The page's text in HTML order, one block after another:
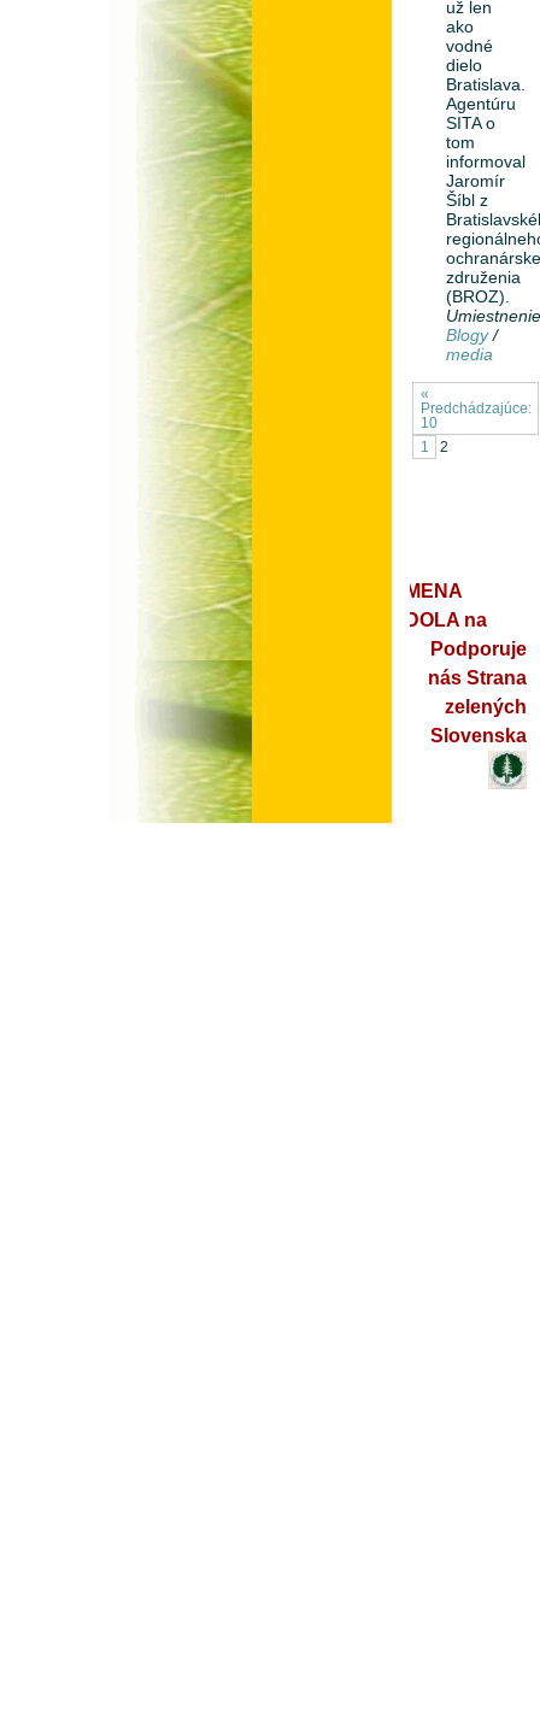
už len
ako
vodné
dielo
Bratislava.
Agentúru
SITA o
tom
informoval
Jaromír
Šíbl z
združenia
(BROZ).
Blogy /
media
«
Predchádzajúce:
10
1
2
ZMENA
ZDOLA na
Podporuje
nás Strana
zelených
Slovenska